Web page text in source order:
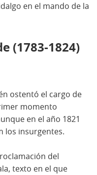
en el mando de la
(1783-1824)
ostentó el cargo de
momento
en el año 1821
los insurgentes.
del
texto en el que